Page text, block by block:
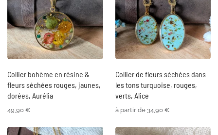
Collier bohème en résine &
fleurs séchées rouges, jaunes,
dorées, Aurélia
49,90 €
Collier de fleurs séchées dans
les tons turquoise, rouges,
verts, Alice
à partir de 34,90 €